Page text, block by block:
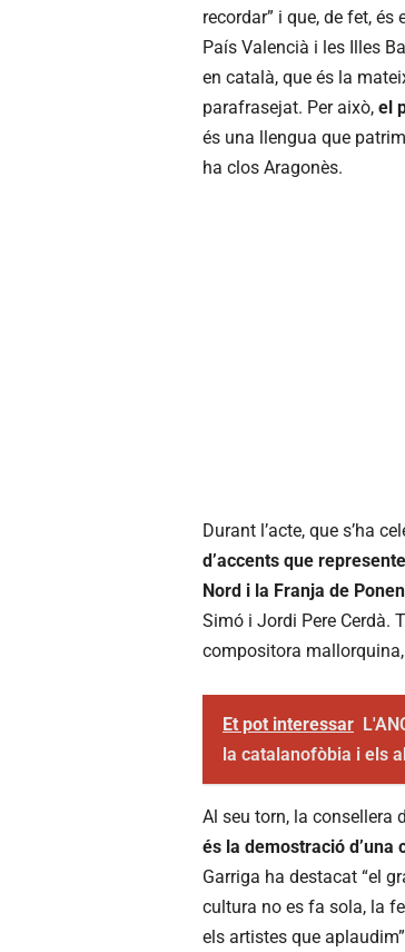
recordar” i que, de fet,
País Valencià i les Illes
en català, que és la
parafrasejat. Per això, el
és una llengua que
ha clos Aragonès.
Durant l’acte, que s’ha
d’accents que
Nord i la Franja de
Simó i Jordi Pere Cerdà.
compositora
Et pot interessar
la catalanofòbia i els
Al seu torn, la consellera
és la demostració d’una
Garriga ha destacat “el
cultura no es fa sola, la
els artistes que